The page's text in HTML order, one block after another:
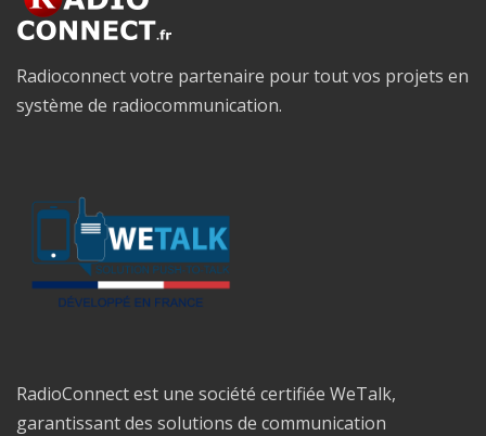
Radioconnect votre partenaire pour tout vos projets en
système de radiocommunication.
RadioConnect est une société certifiée WeTalk,
garantissant des solutions de communication